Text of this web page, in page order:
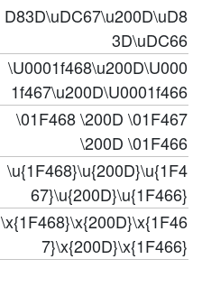
D83D\uDC67\u200D\uD8
3D\uDC66
\U0001f468\u200D\U000
1f467\u200D\U0001f466
\01F468 \200D \01F467
\200D \01F466
\u{1F468}\u{200D}\u{1F4
67}\u{200D}\u{1F466}
\x{1F468}\x{200D}\x{1F46
7}\x{200D}\x{1F466}